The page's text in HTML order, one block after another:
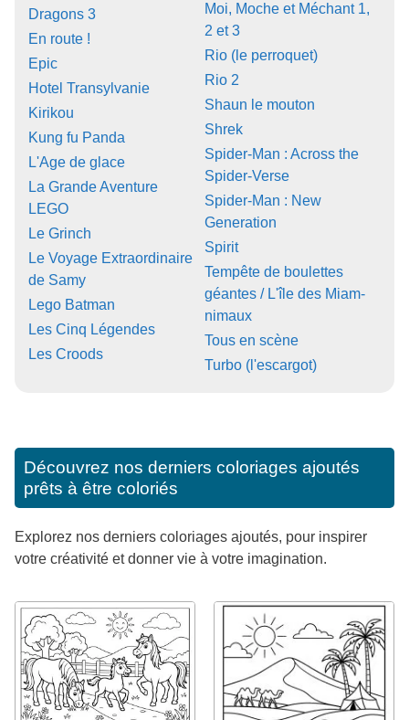
Dragons 3
En route !
Epic
Hotel Transylvanie
Kirikou
Kung fu Panda
L'Age de glace
La Grande Aventure
LEGO
Le Grinch
Le Voyage Extraordinaire
de Samy
Lego Batman
Les Cinq Légendes
Les Croods
Moi, Moche et Méchant 1,
2 et 3
Rio (le perroquet)
Rio 2
Shaun le mouton
Shrek
Spider-Man : Across the
Spider-Verse
Spider-Man : New
Generation
Spirit
Tempête de boulettes
géantes / L'île des Miam-
nimaux
Tous en scène
Turbo (l'escargot)
Découvrez nos derniers coloriages ajoutés
prêts à être coloriés
Explorez nos derniers coloriages ajoutés, pour inspirer
votre créativité et donner vie à votre imagination.